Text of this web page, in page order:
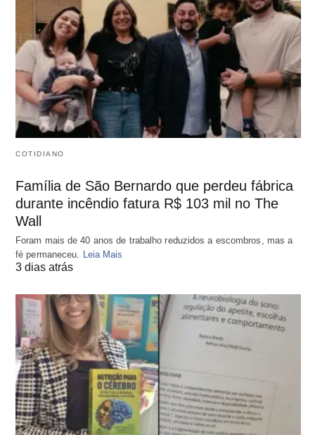
COTIDIANO
Família de São Bernardo que perdeu fábrica
durante incêndio fatura R$ 103 mil no The
Wall
Foram mais de 40 anos de trabalho reduzidos a escombros, mas a
fé permaneceu. Leia Mais
3 dias atrás